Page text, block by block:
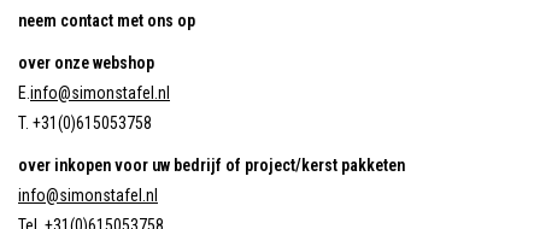
Dierenlampen
Over Simon's Tafel
neem contact met ons op
over onze webshop
E. info@simonstafel.nl
T. +31(0)615053758
over inkopen voor uw bedrijf of project/kerst pakketen
info@simonstafel.nl